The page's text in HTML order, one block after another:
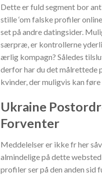
Dette er fuld segment bor
stille ‘om falske profiler
set på andre datingsider.
særpræ, er kontrollerne
ærlig kompagn? Således
derfor har du det målrettede
kvinder, der muligvis kan
Ukraine
Forventer
Meddelelser er ikke fr her
almindelige på dette
profiler ser på den anden sid